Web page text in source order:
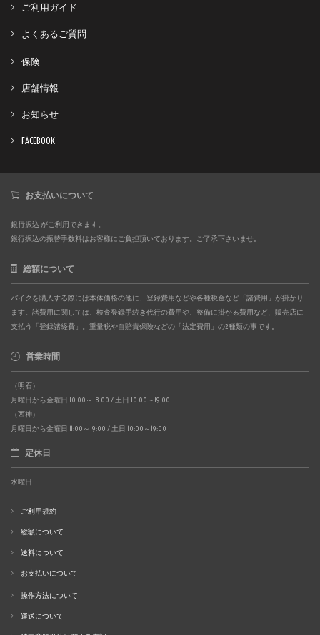
ご利用ガイド
よくあるご質問
保険
店舗情報
お知らせ
FACEBOOK
お支払いについて
銀行振込 がご利用できます。
銀行振込の振替手数料はお客様にご負担頂いております。ご了承下さいませ。
総額について
バイクを購入する際には本体価格の他に、登録費用などや各種税金など「諸費用」が掛かり
ます。諸費用に関しては、検査登録手続き代行の費用や、整備に掛かる費用など、販売店に
支払う「登録諸経費」。重量税や自賠責保険などの「法定費用」の2種類の事です。
営業時間
（明石）
月曜日から金曜日 10:00～18:00 / 土日 10:00～19:00
（西神）
月曜日から金曜日 11:00～19:00 / 土日 10:00～19:00
定休日
水曜日
ご利用規約
総額について
送料について
お支払いについて
操作方法について
運送について